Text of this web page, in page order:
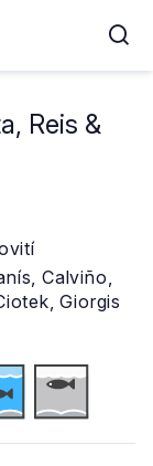
Reis &
Calviño,
Giorgis